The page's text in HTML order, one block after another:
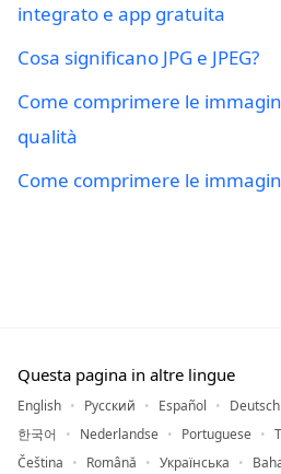
integrato e app gratuita
Cosa significano JPG e JPEG?
Come comprimere le
qualità
Come comprimere le
Questa pagina in altre lingue
English Русский Español Deutsch
한국어
Nederlandse Portuguese
Čeština
Română Українська